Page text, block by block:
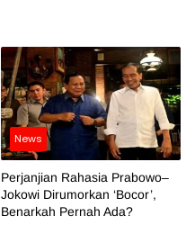
News
Perjanjian Rahasia Prabowo–
Jokowi Dirumorkan ‘Bocor’,
Benarkah Pernah Ada?